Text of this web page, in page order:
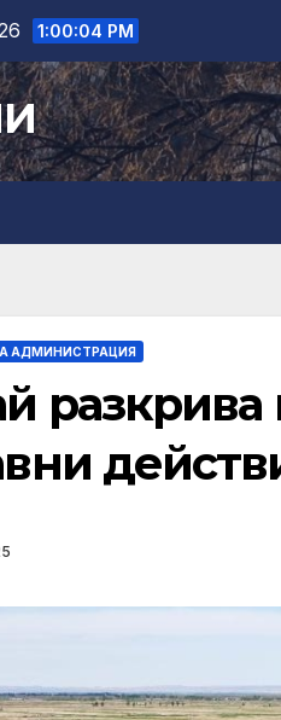
1:00:05 PM
АДМИНИСТРАЦИЯ